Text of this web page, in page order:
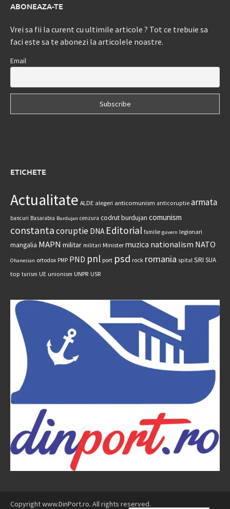
ABONEAZA-TE
Vrei sa fii la curent cu ultimile articole ? Tot ce trebuie sa
faci este sa te abonezi la articolele noastre.
Email
ETICHETE
Actualitate ALDE alegeri anticomunism anticoruptie armata
bancuri Basarabia Burdujan cenzura codrut burdujan comunism
constantacoruptie DNA Editorial familie guvern legionari
mangalia MAPN militar militari Minister muzica nationalism NATO
Ohanesian ortodox PMP PND pnl port psd rock romania spital SRI SUA
top turism UE unionism UNPR USR
Copyright www.DinPort.ro. All rights reserved.